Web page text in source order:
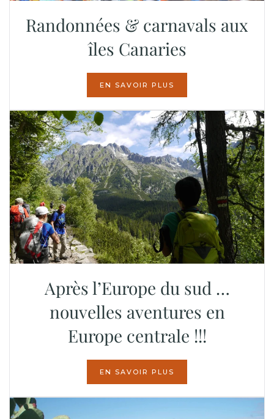
Randonnées & carnavals aux
îles Canaries
EN SAVOIR PLUS
Après l’Europe du sud …
nouvelles aventures en
Europe centrale !!!
EN SAVOIR PLUS